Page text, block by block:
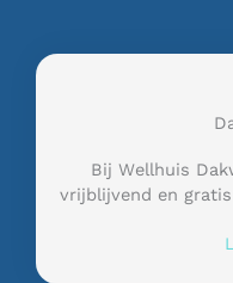
Bij Wellhuis
vrijblijvend en